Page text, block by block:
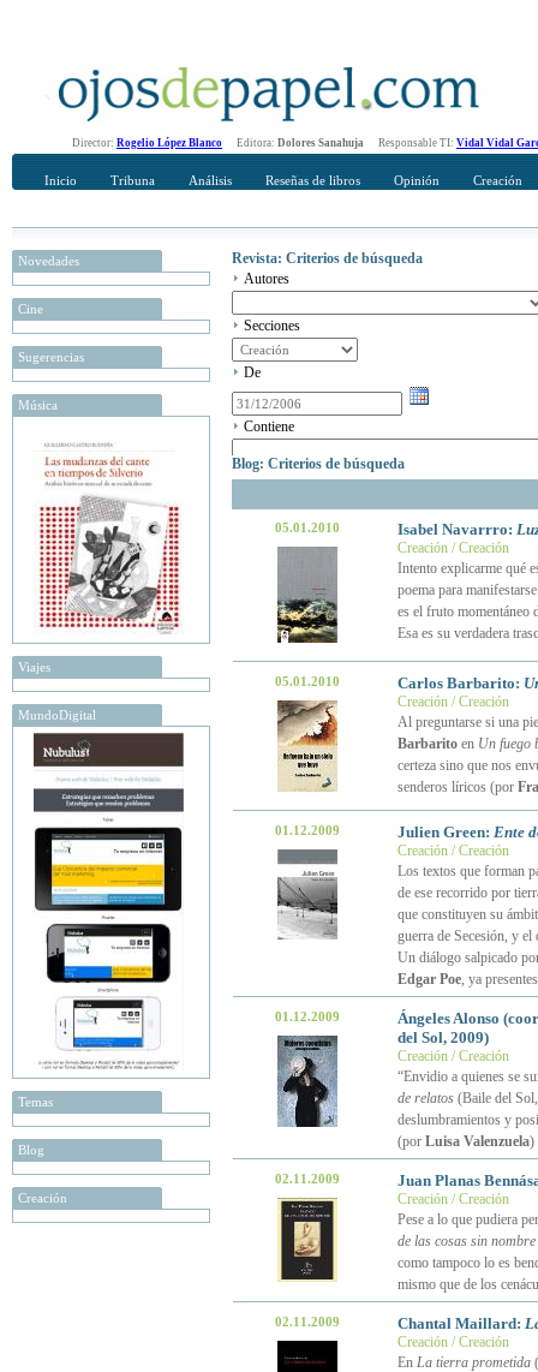
Director: Rogelio López Blanco Editora: Dolores Sanahuja Responsable TI: Vidal Vidal
Inicio Tribuna Análisis Reseñas de libros Opinión Creación
Novedades
Cine
Sugerencias
Música
Viajes
MundoDigital
Temas
Blog
Creación
Revista: Criterios de búsqueda
Autores
Secciones
De
Contiene
Blog: Criterios de búsqueda
05.01.2010 Isabel Navarrro:
Creación / Creación
Intento explicarme qué
poema para
es el fruto momentáneo
Esa es su verdadera
05.01.2010 Carlos Barbarito:
Creación / Creación
Al preguntarse si una
Barbaritoen Un fuego
certeza sino que nos
senderos líricos (por
01.12.2009 Julien Green: Ente
Creación / Creación
Los textos que forman
de ese recorrido por
que constituyen su
guerra de Secesión, y
Un diálogo salpicado
Edgar Poe, ya
01.12.2009
Ángeles Alonso
del Sol, 2009)
Creación / Creación
“Envidio a quienes se
de relatos(Baile del Sol,
deslumbramientos y
(por Luisa Valenzuela)
02.11.2009 Juan Planas
Creación / Creación
Pese a lo que pudiera
de las cosas sin nombre
como tampoco lo es
mismo que de los
02.11.2009 Chantal Maillard:
Creación / Creación
En La tierra prometida